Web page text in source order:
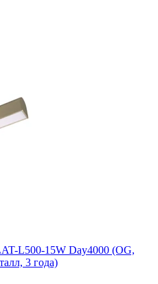
L500-15W Day4000 (OG,
3 года)